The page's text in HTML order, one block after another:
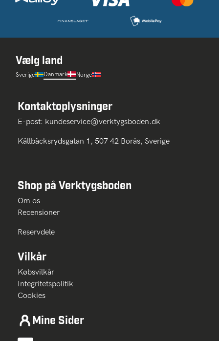
Vælg land
Sverige Danmark Norge
Kontaktoplysninger
E-post: kundeservice@verktygsboden.dk
Källbäcksrydsgatan 1, 507 42 Borås, Sverige
Shop på Verktygsboden
Om os
Recensioner
Reservdele
Vilkår
Købsvilkår
Integritetspolitik
Cookies
Mine Sider